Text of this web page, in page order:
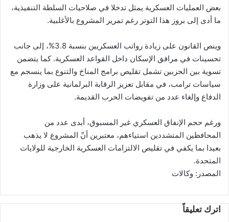
بعض العمليات العسكرية يمثل تدخلا في صلاحيات السلطة التنفيذية،
ما أدى إلى بروز هذا التوتر رغم تمرير المشروع بالأغلبية.
وينص القانون على زيادة رواتب العسكريين بنسبة 3.8%، إلى جانب
تحسينات في مرافق الإسكان داخل القواعد العسكرية. كما يتضمن
تسوية بين الحزبين تشمل تقليص برامج المناخ والتنوع بما ينسجم مع
سياسات ترامب، في مقابل تعزيز الرقابة البرلمانية على وزارة
الدفاع وإلغاء عدد من تفويضات الحرب القديمة.
ورغم حجم الإنفاق العسكري غير المسبوق، أبدى عدد من
المحافظين المتشددين استياءهم، معتبرين أنّ المشروع لا يذهب
بعيدا بما يكفي في تقليص الالتزامات العسكرية الخارجية للولايات
المتحدة.
المصدر: وكالات
اترك تعليقاً